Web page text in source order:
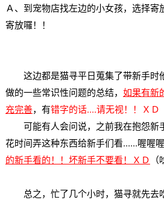
Ａ、到宠物店找左边的小女孩，选择寄
寄放囉！！
这边都是猫寻平日蒐集了带新手时
做的一些常识性问题的总结， 如果有新
充完善，有错字的话....请无视！！ＸＤ
可能有人会问说，之前我在抱怨新
花时间弄这种东西给新手们看......喔喔喔
的新手看的！！坏新手不要看！ＸＤ
总之，忙了几个小时，猫寻就先去